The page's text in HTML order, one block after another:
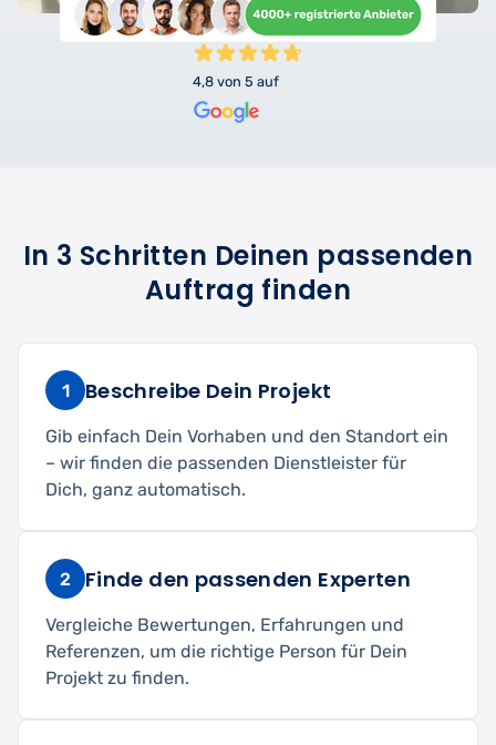
4,8 von 5 auf
In 3 Schritten Deinen passenden
Auftrag finden
1 Beschreibe Dein Projekt
Gib einfach Dein Vorhaben und den Standort ein
– wir finden die passenden Dienstleister für
Dich, ganz automatisch.
2 Finde den passenden Experten
Vergleiche Bewertungen, Erfahrungen und
Referenzen, um die richtige Person für Dein
Projekt zu finden.